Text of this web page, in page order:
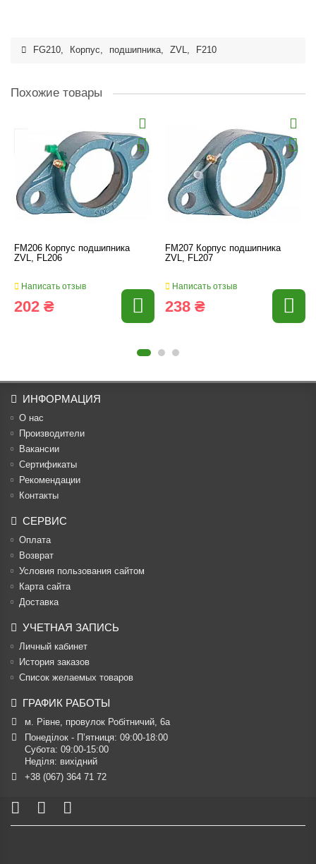
FG210, Корпус, подшипника, ZVL, F210
Похожие товары
FM206 Корпус подшипника
ZVL, FL206
Написать отзыв
202 ₴
FM207 Корпус подшипника
ZVL, FL207
Написать отзыв
238 ₴
ИНФОРМАЦИЯ
О нас
Производители
Вакансии
Cертификаты
Рекомендации
Контакты
СЕРВИС
Оплата
Возврат
Условия пользования сайтом
Карта сайта
Доставка
УЧЕТНАЯ ЗАПИСЬ
Личный кабинет
История заказов
Список желаемых товаров
ГРАФИК РАБОТЫ
м. Рівне, провулок Робітничий, 6а
Понеділок - П’ятниця: 09:00-18:00
Субота: 09:00-15:00
Неділя: вихідний
+38 (067) 364 71 72